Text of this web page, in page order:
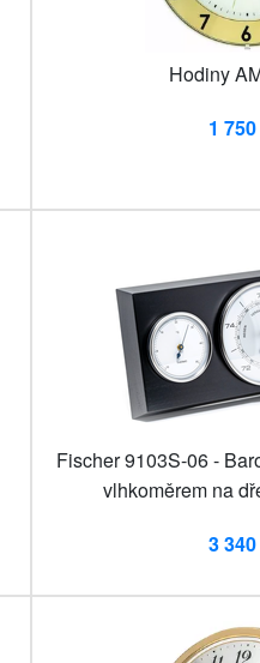
Hodiny
1
Fischer 9103S-06 -
vlhkoměrem na
3